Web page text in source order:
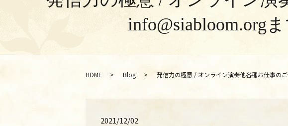
info@siabloom.org
HOME Blog 発信力の極意 / オンライン演奏他各種お仕事の
2021/12/02